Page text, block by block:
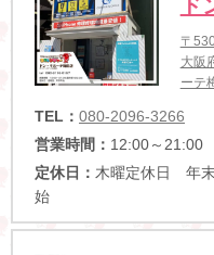
〒
大阪
ーテ
TEL： 080-2096-3266
営業時間： 12:00～21:00
定休日： 木曜定休日 年
始